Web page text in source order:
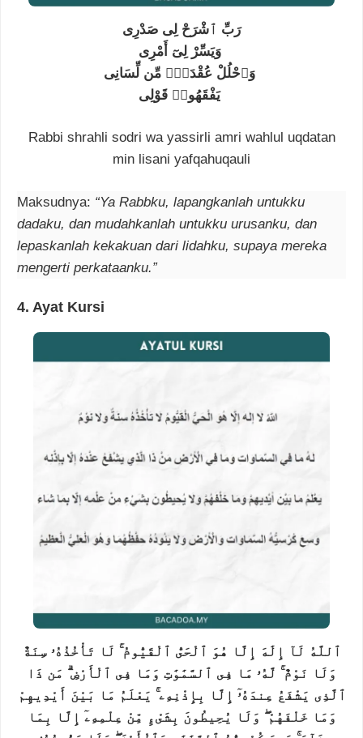
رَبِّ ٱشْرَحْ لِى صَدْرِى
وَيَسِّرْ لِىٓ أَمْرِى
يَفْقَهُوا۟ قَوْلِى
Rabbi shrahli sodri wa yassirli amri wahlul uqdatan
min lisani yafqahuqauli
Maksudnya: “Ya Rabbku, lapangkanlah untukku
dadaku, dan mudahkanlah untukku urusanku, dan
lepaskanlah kekakuan dari lidahku, supaya mereka
mengerti perkataanku.”
4. Ayat Kursi
ٱللَّهُ لَآ إِلَٰهَ إِلَّا هُوَ ٱلْحَىُّ ٱلْقَيُّومُ ۚ لَا تَأْخُذُهُۥ سِنَةٌ
وَلَا نَوْمٌ ۚ لَّهُۥ مَا فِى ٱلسَّمَٰوَٰتِ وَمَا فِى ٱلْأَرْضِ ۗ مَن ذَا
ٱلَّذِى يَشْفَعُ عِندَهُۥٓ إِلَّا بِإِذْنِهِۦ ۚ يَعْلَمُ مَا بَيْنَ أَيْدِيهِمْ
وَمَا خَلْفَهُمْ ۖ وَلَا يُحِيطُونَ بِشَىْءٍ مِّنْ عِلْمِهِۦٓ إِلَّا بِمَا